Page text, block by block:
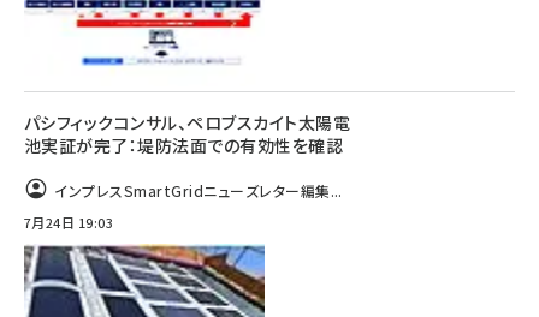
パシフィックコンサル、ペロブスカイト太陽電
池実証が完了：堤防法面での有効性を確認
インプレスSmartGridニューズレター編集...
7月24日 19:03